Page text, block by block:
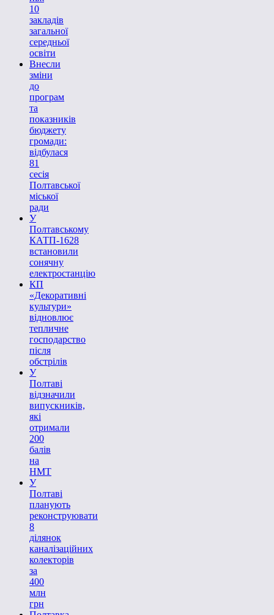
10
закладів
загальної
середньої
освіти
Внесли
зміни
до
програм
та
показників
бюджету
громади:
відбулася
81
сесія
Полтавської
міської
ради
У
Полтавському
КАТП-1628
встановили
сонячну
електростанцію
КП
«Декоративні
культури»
відновлює
тепличне
господарство
після
обстрілів
У
Полтаві
відзначили
випускників,
які
отримали
200
балів
на
НМТ
У
Полтаві
планують
реконструювати
8
ділянок
каналізаційних
колекторів
за
400
млн
грн